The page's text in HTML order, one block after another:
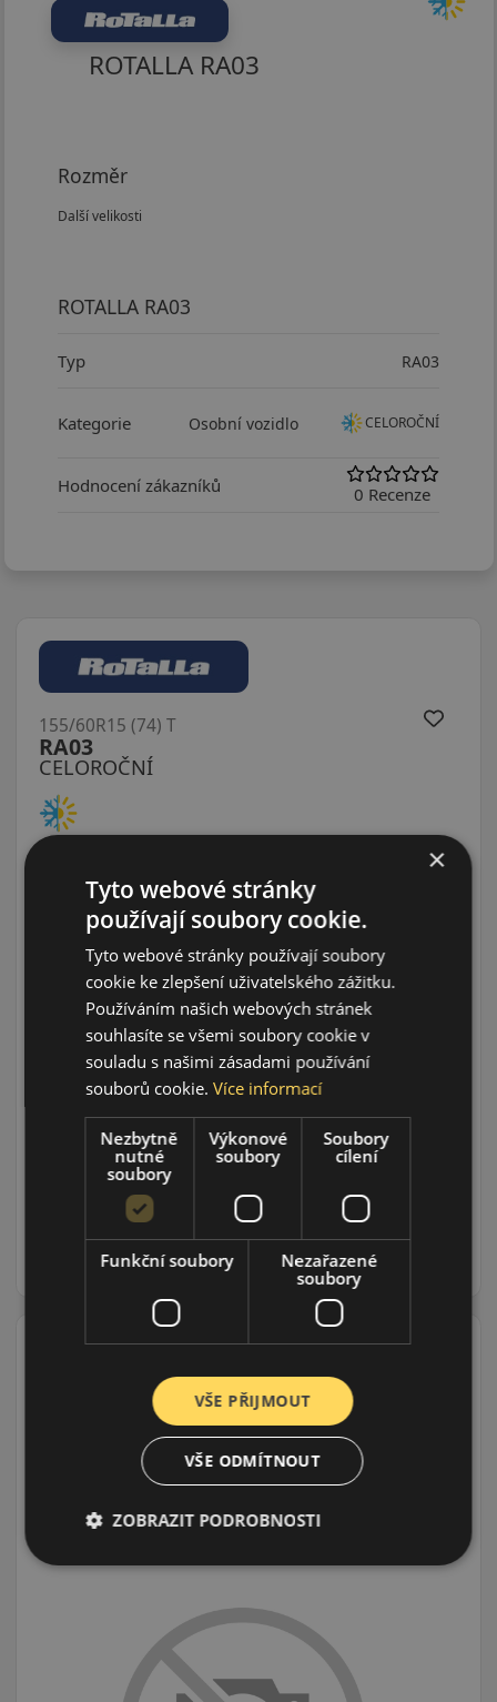
ROTALLA RA03
Rozměr
Další velikosti
ROTALLA RA03
Typ RA03
Kategorie Osobní vozidlo CELOROČNÍ
Hodnocení zákazníků 0 Recenze
CELOROČNÍ
RA03
155/60R15 (74) T
Údaje o štítku EPREL:
656 CZK
ks DO KOŠÍKU
CELOROČNÍ
235/45R19 (99) Y
×
Tyto webové stránky
používají soubory cookie.
Tyto webové stránky používají soubory
cookie ke zlepšení uživatelského zážitku.
Používáním našich webových stránek
souhlasíte se všemi soubory cookie v
souladu s našimi zásadami používání
souborů cookie.Více informací
Nezbytně
nutné
soubory
Výkonové
soubory
Soubory
cílení
Funkční soubory
Nezařazené
soubory
VŠE PŘIJMOUT
VŠE ODMÍTNOUT
ZOBRAZIT PODROBNOSTI